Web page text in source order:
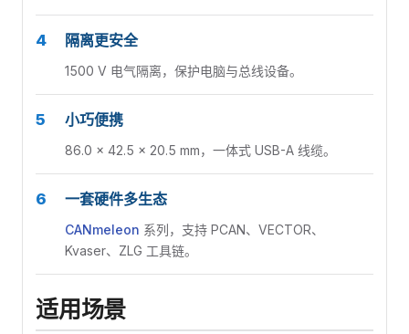
4 隔离更安全
1500 V 电气隔离，保护电脑与总线设备。
5 小巧便携
86.0 × 42.5 × 20.5 mm，一体式 USB-A 线缆。
6 一套硬件多生态
CANmeleon 系列，支持 PCAN、VECTOR、
Kvaser、ZLG 工具链。
适用场景